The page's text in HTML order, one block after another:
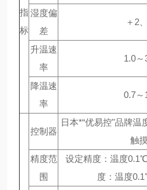
指
标
湿度偏
差
＋2
升温速
率
1.0
降温速
率
0.7
控制器
日本*“优易控"品牌温
触
精度范
围
设定精度：温度
度：温度